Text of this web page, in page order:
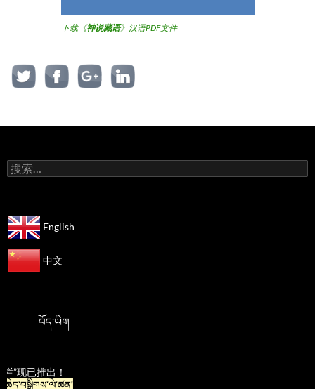
下载《神说藏语》汉语PDF文件
搜
索：
English
中文
བོད་ཡིག
”现已推出！